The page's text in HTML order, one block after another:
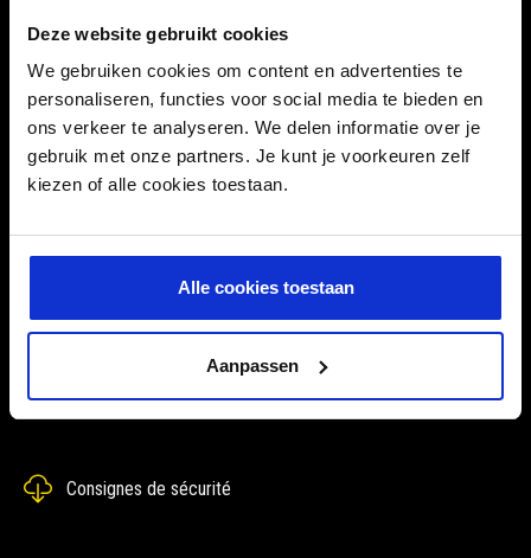
Deze website gebruikt cookies
We gebruiken cookies om content en advertenties te
personaliseren, functies voor social media te bieden en
ons verkeer te analyseren. We delen informatie over je
gebruik met onze partners. Je kunt je voorkeuren zelf
kiezen of alle cookies toestaan.
Alle cookies toestaan
Aanpassen
SKU 79.00.G8216
TÉLÉCHARGEMENTS
Consignes de sécurité